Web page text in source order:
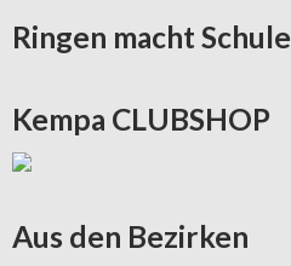
Ringen macht Schule
Kempa CLUBSHOP
Aus den Bezirken